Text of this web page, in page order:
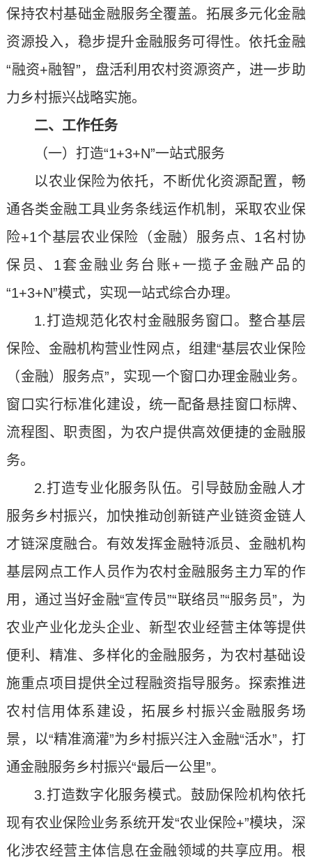
保持农村基础金融服务全覆盖。拓展多元化金融
资源投入，稳步提升金融服务可得性。依托金融
“融资+融智”，盘活利用农村资源资产，进一步助
力乡村振兴战略实施。
二、工作任务
（一）打造“1+3+N”一站式服务
以农业保险为依托，不断优化资源配置，畅
通各类金融工具业务条线运作机制，采取农业保
险+1个基层农业保险（金融）服务点、1名村协
保员、1套金融业务台账+一揽子金融产品的
“1+3+N”模式，实现一站式综合办理。
1.打造规范化农村金融服务窗口。整合基层
保险、金融机构营业性网点，组建“基层农业保险
（金融）服务点”，实现一个窗口办理金融业务。
窗口实行标准化建设，统一配备悬挂窗口标牌、
流程图、职责图，为农户提供高效便捷的金融服
务。
2.打造专业化服务队伍。引导鼓励金融人才
服务乡村振兴，加快推动创新链产业链资金链人
才链深度融合。有效发挥金融特派员、金融机构
基层网点工作人员作为农村金融服务主力军的作
用，通过当好金融“宣传员”“联络员”“服务员”，为
农业产业化龙头企业、新型农业经营主体等提供
便利、精准、多样化的金融服务，为农村基础设
施重点项目提供全过程融资指导服务。探索推进
农村信用体系建设，拓展乡村振兴金融服务场
景，以“精准滴灌”为乡村振兴注入金融“活水”，打
通金融服务乡村振兴“最后一公里”。
3.打造数字化服务模式。鼓励保险机构依托
现有农业保险业务系统开发“农业保险+”模块，深
化涉农经营主体信息在金融领域的共享应用。根